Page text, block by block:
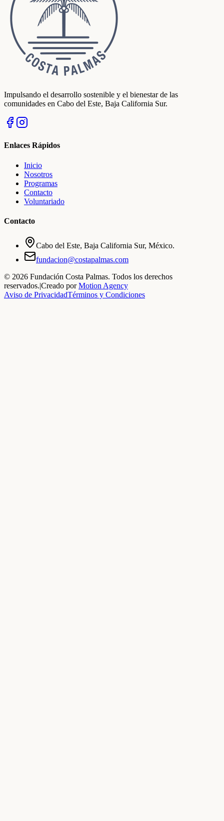
Impulsando el desarrollo sostenible y el bienestar de las
comunidades en Cabo del Este, Baja California Sur.
Enlaces Rápidos
Inicio
Nosotros
Programas
Contacto
Voluntariado
Contacto
Cabo del Este, Baja California Sur, México.
fundacion@costapalmas.com
© 2026 Fundación Costa Palmas. Todos los derechos
reservados.|Creado por Motion Agency
Aviso de PrivacidadTérminos y Condiciones